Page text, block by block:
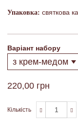
Упаковка: святкова
Варіант набору
220,00 грн
Кількість